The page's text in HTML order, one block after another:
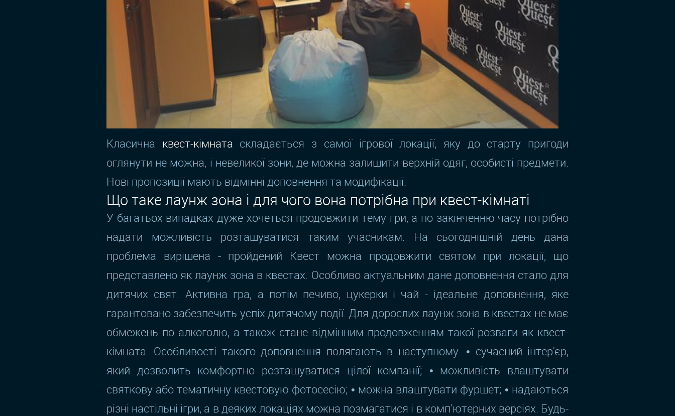
Класична квест-кімната складається з самої ігрової локації, яку до старту пригоди
оглянути не можна, і невеликої зони, де можна залишити верхній одяг, особисті предмети.
Нові пропозиції мають відмінні доповнення та модифікації.
Що таке лаунж зона і для чого вона потрібна при квест-кімнаті
У багатьох випадках дуже хочеться продовжити тему гри, а по закінченню часу потрібно
надати можливість розташуватися таким учасникам. На сьогоднішній день дана
проблема вирішена - пройдений Квест можна продовжити святом при локації, що
представлено як лаунж зона в квестах. Особливо актуальним дане доповнення стало для
дитячих свят. Активна гра, а потім печиво, цукерки і чай - ідеальне доповнення, яке
гарантовано забезпечить успіх дитячому події. Для дорослих лаунж зона в квестах не має
обмежень по алкоголю, а також стане відмінним продовженням такої розваги як квест-
кімната. Особливості такого доповнення полягають в наступному: • сучасний інтер'єр,
який дозволить комфортно розташуватися цілої компанії; • можливість влаштувати
святкову або тематичну квестовую фотосесію; • можна влаштувати фуршет; • надаються
різні настільні ігри, а в деяких локаціях можна позмагатися і в комп'ютерних версіях. Будь-